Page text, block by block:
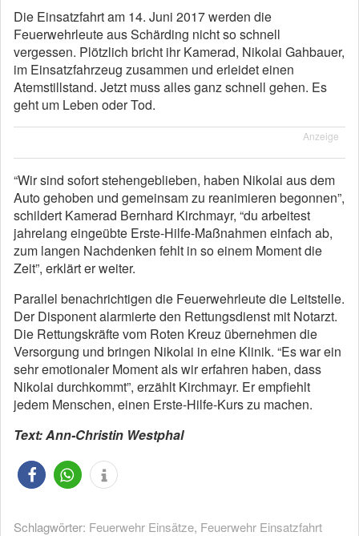
Die Einsatzfahrt am 14. Juni 2017 werden die
Feuerwehrleute aus Schärding nicht so schnell
vergessen. Plötzlich bricht ihr Kamerad, Nikolai Gahbauer,
im Einsatzfahrzeug zusammen und erleidet einen
Atemstillstand. Jetzt muss alles ganz schnell gehen. Es
geht um Leben oder Tod.
Anzeige
“Wir sind sofort stehengeblieben, haben Nikolai aus dem
Auto gehoben und gemeinsam zu reanimieren begonnen”,
schildert Kamerad Bernhard Kirchmayr, “du arbeitest
jahrelang eingeübte Erste-Hilfe-Maßnahmen einfach ab,
zum langen Nachdenken fehlt in so einem Moment die
Zeit”, erklärt er weiter.
Parallel benachrichtigen die Feuerwehrleute die Leitstelle.
Der Disponent alarmierte den Rettungsdienst mit Notarzt.
Die Rettungskräfte vom Roten Kreuz übernehmen die
Versorgung und bringen Nikolai in eine Klinik. “Es war ein
sehr emotionaler Moment als wir erfahren haben, dass
Nikolai durchkommt”, erzählt Kirchmayr. Er empfiehlt
jedem Menschen, einen Erste-Hilfe-Kurs zu machen.
Text: Ann-Christin Westphal
Schlagwörter: Feuerwehr Einsätze, Feuerwehr Einsatzfahrt